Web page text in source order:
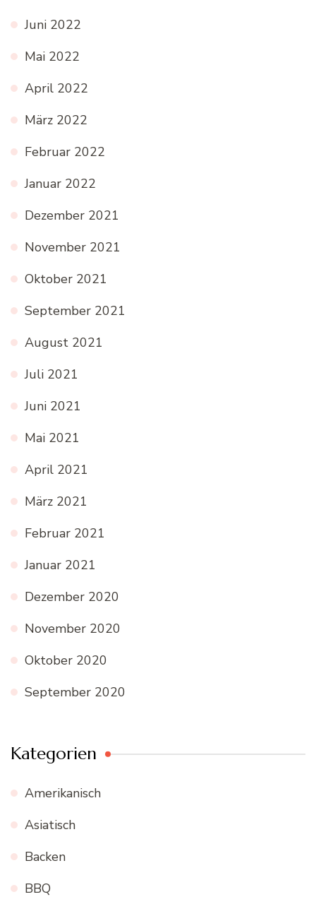
Juni 2022
Mai 2022
April 2022
März 2022
Februar 2022
Januar 2022
Dezember 2021
November 2021
Oktober 2021
September 2021
August 2021
Juli 2021
Juni 2021
Mai 2021
April 2021
März 2021
Februar 2021
Januar 2021
Dezember 2020
November 2020
Oktober 2020
September 2020
Kategorien
Amerikanisch
Asiatisch
Backen
BBQ